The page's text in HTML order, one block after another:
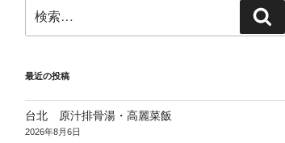
索:
索
最近の投稿
台北 原汁排骨湯・高麗菜飯
2026年8月6日